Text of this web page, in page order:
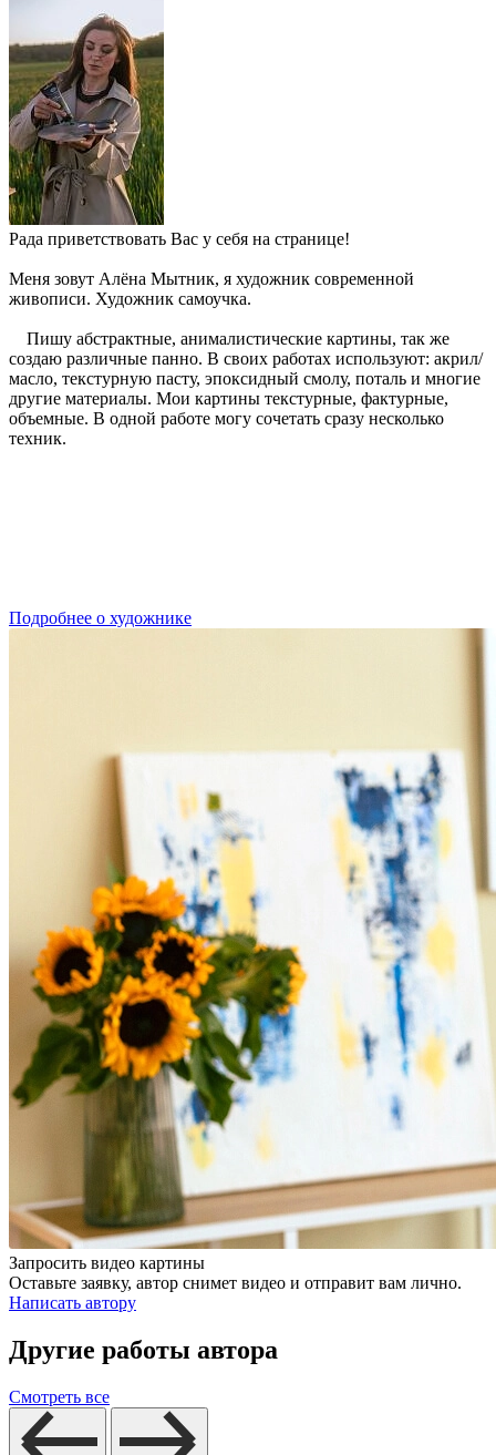
Рада приветствовать Вас у себя на странице!
Меня зовут Алёна Мытник, я художник современной
живописи. Художник самоучка.
Пишу абстрактные, анималистические картины, так же
создаю различные панно. В своих работах используют: акрил/
масло, текстурную пасту, эпоксидный смолу, поталь и многие
другие материалы. Мои картины текстурные, фактурные,
объемные. В одной работе могу сочетать сразу несколько
техник.
Подробнее о художнике
Запросить видео картины
Оставьте заявку, автор снимет видео и отправит вам лично.
Написать автору
Другие работы автора
Смотреть все